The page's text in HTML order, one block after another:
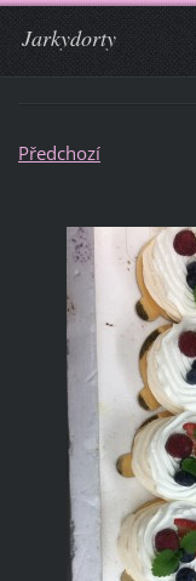
Jarkydorty
Předchozí